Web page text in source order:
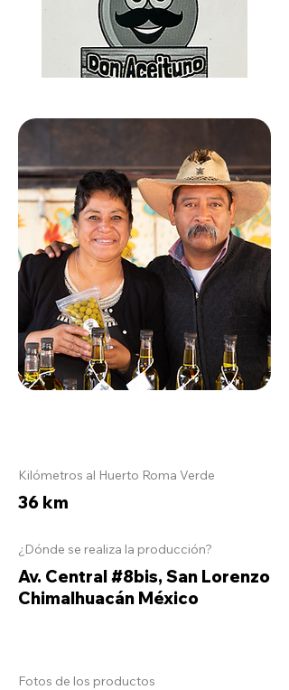
Kilómetros al Huerto Roma Verde
36 km
¿Dónde se realiza la producción?
Av. Central #8bis, San Lorenzo
Chimalhuacán México
Fotos de los productos